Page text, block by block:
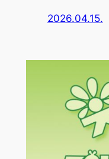
2026.04.15.